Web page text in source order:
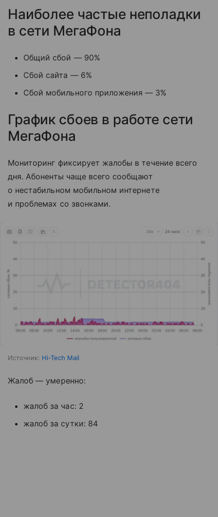
Наиболее частые неполадки
в сети МегаФона
Общий сбой — 90%
Сбой сайта — 6%
Сбой мобильного приложения — 3%
График сбоев в работе сети
МегаФона
Мониторинг фиксирует жалобы в течение всего
дня. Абоненты чаще всего сообщают
о нестабильном мобильном интернете
и проблемах со звонками.
Источник: Hi-Tech Mail
Жалоб — умеренно:
жалоб за час: 2
жалоб за сутки: 84